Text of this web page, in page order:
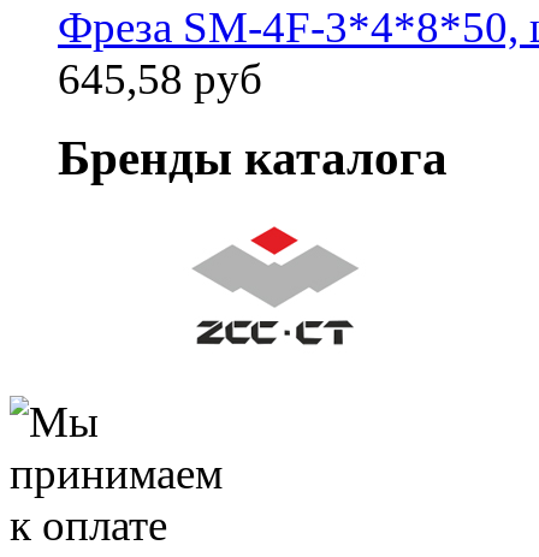
Фреза SM-4F-3*4*8*50,
645,58 руб
Бренды каталога